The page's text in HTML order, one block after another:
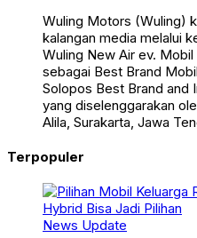
Wuling Motors (Wuling)
kalangan media melalui
Wuling New Air ev.
sebagai Best Brand
Solopos Best Brand and
yang diselenggarakan
Alila, Surakarta, Jawa
Terpopuler
News Update